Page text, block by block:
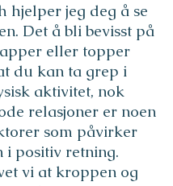
hjelper jeg deg å se
Det å bli bevisst på
eller topper
du kan ta grep i
aktivitet, nok
relasjoner er noen
som påvirker
i positiv retning.
vi at kroppen og